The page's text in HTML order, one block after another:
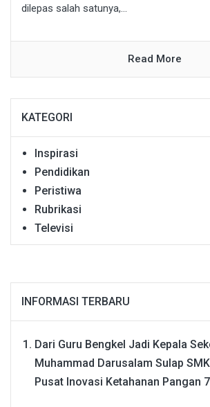
dilepas salah satunya,...
Read More
KATEGORI
Inspirasi
Pendidikan
Peristiwa
Rubrikasi
Televisi
INFORMASI TERBARU
Dari Guru Bengkel Jadi Kepala
Muhammad Darusalam Sulap
Pusat Inovasi Ketahanan Pangan